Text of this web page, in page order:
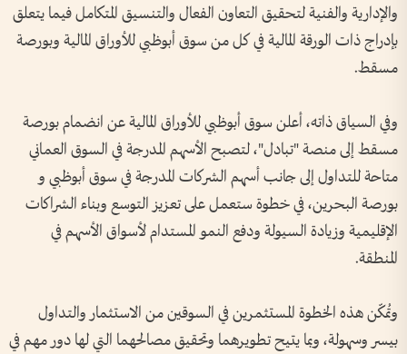
والإدارية والفنية لتحقيق التعاون الفعال والتنسيق المتكامل فيما يتعلق
بإدراج ذات الورقة المالية في كل من سوق أبوظبي للأوراق المالية وبورصة
مسقط.
وفي السياق ذاته، أعلن سوق أبوظبي للأوراق المالية عن انضمام بورصة
مسقط إلى منصة "تبادل"، لتصبح الأسهم المدرجة في السوق العماني
متاحة للتداول إلى جانب أسهم الشركات المدرجة في سوق أبوظبي و
بورصة البحرين، في خطوة ستعمل على تعزيز التوسع وبناء الشراكات
الإقليمية وزيادة السيولة ودفع النمو المستدام لأسواق الأسهم في
المنطقة.
وتُمكّن هذه الخطوة المستثمرين في السوقين من الاستثمار والتداول
بيسر وسهولة، وبما يتيح تطويرهما وتحقيق مصالحهما التي لها دور مهم في